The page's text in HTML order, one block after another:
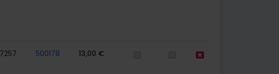
500178 13,00 €